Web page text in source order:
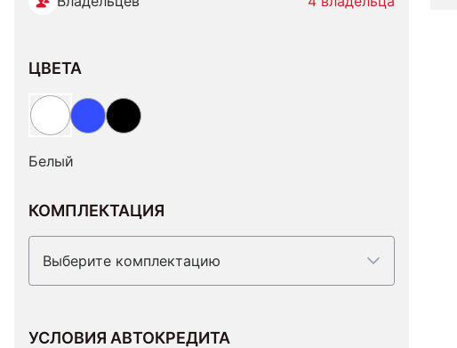
ЦВЕТА
Белый
КОМПЛЕКТАЦИЯ
Выберите комплектацию
УСЛОВИЯ АВТОКРЕДИТА